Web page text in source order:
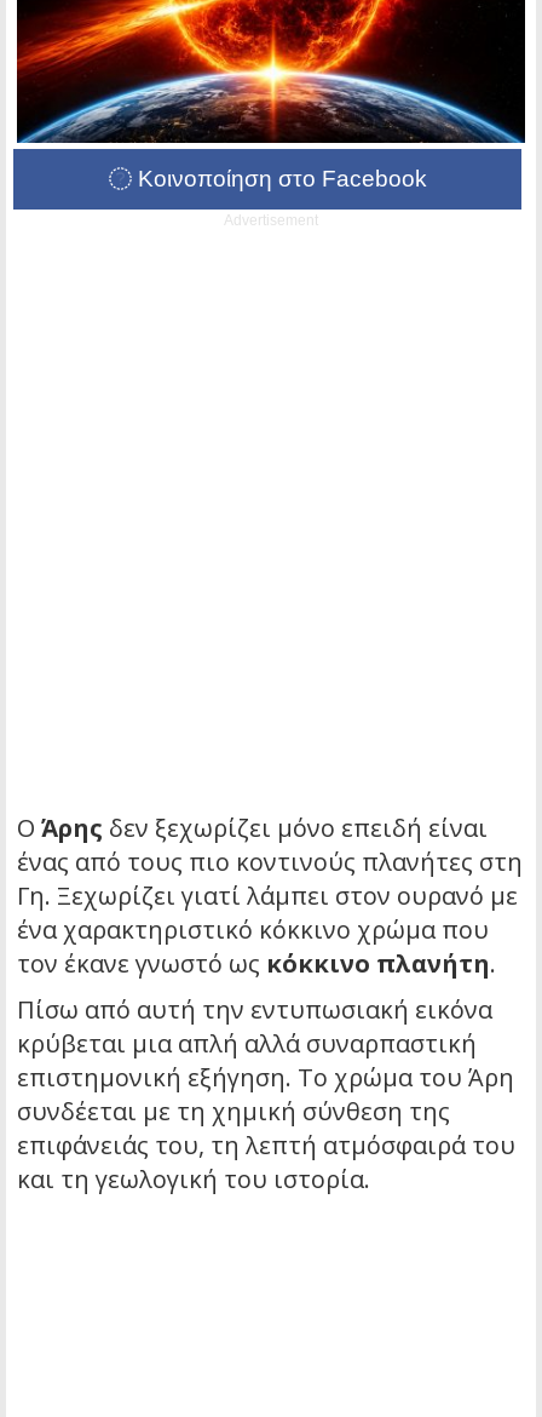
Κοινοποίηση στο Facebook
Advertisement
Ο Άρης δεν ξεχωρίζει μόνο επειδή είναι
ένας από τους πιο κοντινούς πλανήτες στη
Γη. Ξεχωρίζει γιατί λάμπει στον ουρανό με
ένα χαρακτηριστικό κόκκινο χρώμα που
τον έκανε γνωστό ως κόκκινο πλανήτη.
Πίσω από αυτή την εντυπωσιακή εικόνα
κρύβεται μια απλή αλλά συναρπαστική
επιστημονική εξήγηση. Το χρώμα του Άρη
συνδέεται με τη χημική σύνθεση της
επιφάνειάς του, τη λεπτή ατμόσφαιρά του
και τη γεωλογική του ιστορία.